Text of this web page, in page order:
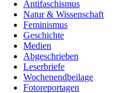
Antifaschismus
Natur & Wissenschaft
Feminismus
Geschichte
Medien
Abgeschrieben
Leserbriefe
Wochenendbeilage
Fotoreportagen